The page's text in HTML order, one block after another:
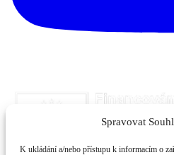
Spravovat
K ukládání a/nebo přístupu k informacím o